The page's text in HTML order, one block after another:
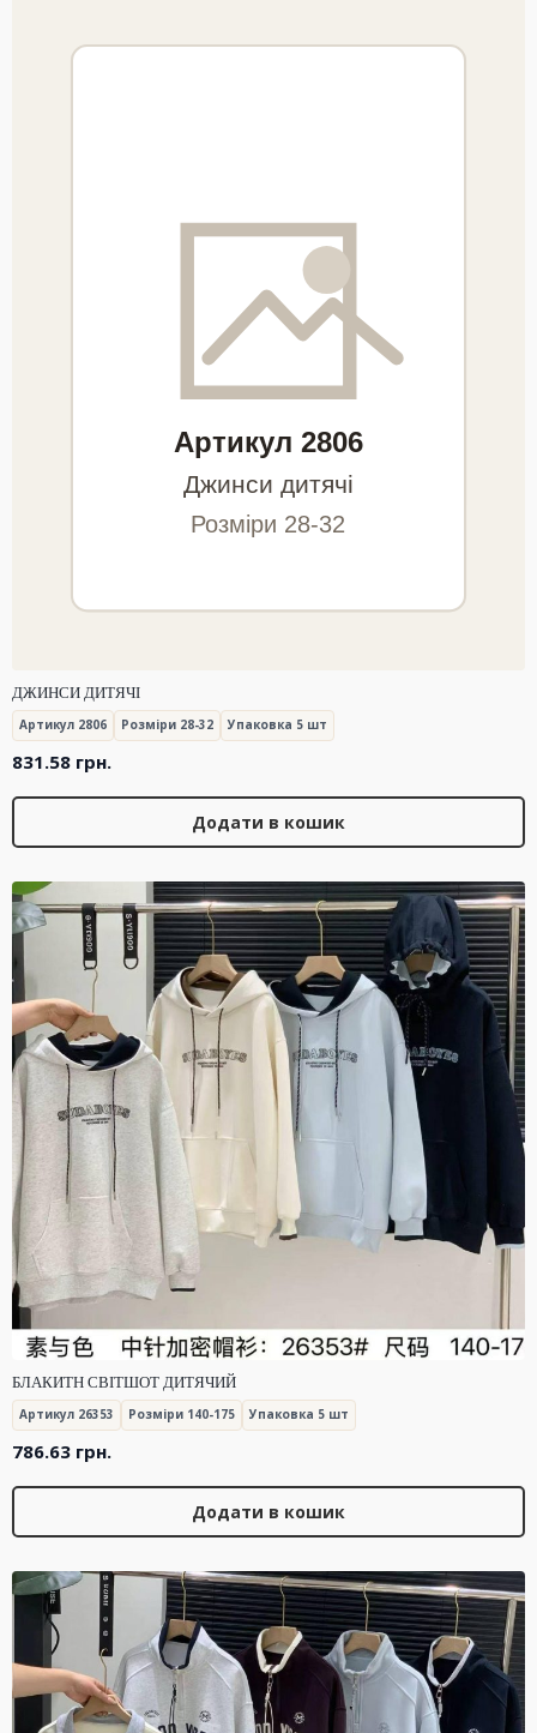
ДЖИНСИ ДИТЯЧІ
Артикул 2806 Розміри 28-32 Упаковка 5 шт
831.58 грн.
Додати в кошик
БЛАКИТН СВІТШОТ ДИТЯЧИЙ
Артикул 26353 Розміри 140-175 Упаковка 5 шт
786.63 грн.
Додати в кошик